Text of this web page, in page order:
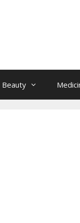
Beauty